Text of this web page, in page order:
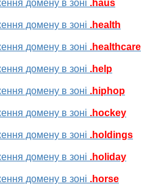
домену в зоні .haus
домену в зоні .health
домену в зоні .healthcare
домену в зоні .help
домену в зоні .hiphop
домену в зоні .hockey
домену в зоні .holdings
домену в зоні .holiday
домену в зоні .horse